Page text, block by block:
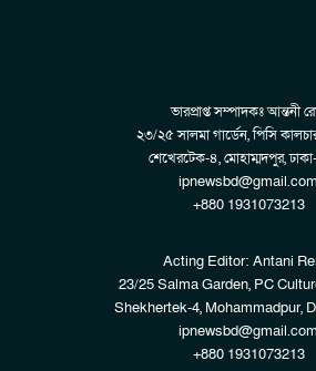
ভারপ্রাপ্ত সম্পাদকঃ আন্তনী
২৩/২৫ সালমা গার্ডেন, পিসি
শেখেরটেক-৪, মোহাম্মদপুর,
ipnewsbd@gmail.com
+880 1931073213
Acting Editor: Antani
23/25 Salma Garden, PC
Shekhertek-4, Mohammadpur,
ipnewsbd@gmail.com
+880 1931073213